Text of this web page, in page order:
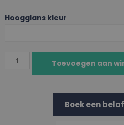
Hoogglans kleur
Toevoegen aan
Boek een